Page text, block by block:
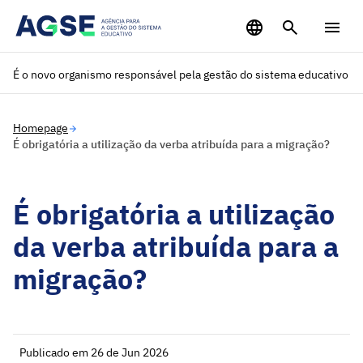
É o novo organismo responsável pela gestão do sistema educativo
Homepage
É obrigatória a utilização da verba atribuída para a migração?
É obrigatória a utilização
da verba atribuída para a
migração?
Publicado em 26 de Jun 2026